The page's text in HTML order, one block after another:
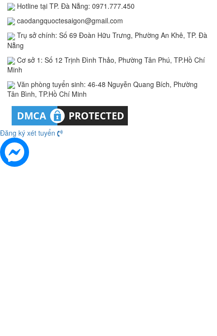
Hotline tại TP. Đà Nẵng: 0971.777.450
caodangquoctesaigon@gmail.com
Trụ sở chính: Số 69 Đoàn Hữu Trưng, Phường An Khê, TP. Đà
Nẵng
Cơ sở 1: Số 12 Trịnh Đình Thảo, Phường Tân Phú, TP.Hồ Chí
Minh
Văn phòng tuyển sinh: 46-48 Nguyễn Quang Bích, Phường
Tân Bình, TP.Hồ Chí Minh
Đăng ký xét tuyển